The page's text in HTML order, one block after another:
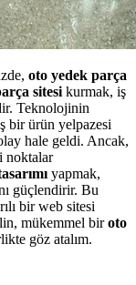
oto yedek parça
sitesi kurmak, iş
Teknolojinin
bir ürün yelpazesi
hale geldi. Ancak,
noktalar
yapmak,
güçlendirir. Bu
bir web sitesi
mükemmel biroto
göz atalım.